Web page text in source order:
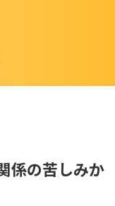
係の苦しみか